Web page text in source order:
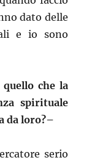
dato delle
e io sono
quello che la
spirituale
da loro?–
serio